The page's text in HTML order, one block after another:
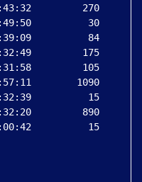
270
30
84
175
105
1090
15
890
15